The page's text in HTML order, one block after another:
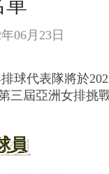
單
06月23日
球代表隊將於
三屆亞洲女排挑
員